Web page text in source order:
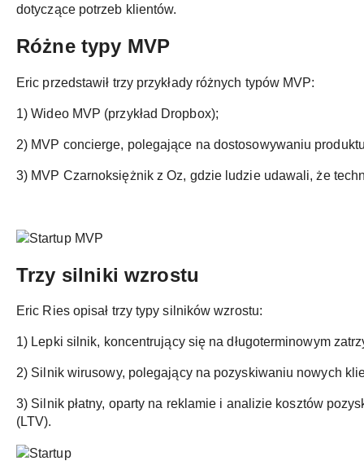
dotyczące potrzeb klientów.
Różne typy MVP
Eric przedstawił trzy przykłady różnych typów MVP:
1) Wideo MVP (przykład Dropbox);
2) MVP concierge, polegające na dostosowywaniu
3) MVP Czarnoksiężnik z Oz, gdzie ludzie udawali, że
Trzy silniki wzrostu
Eric Ries opisał trzy typy silników wzrostu:
1) Lepki silnik, koncentrujący się na długoterminowym
2) Silnik wirusowy, polegający na pozyskiwaniu nowych
3) Silnik płatny, oparty na reklamie i analizie kosztów
(LTV).